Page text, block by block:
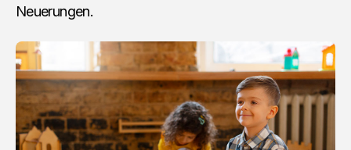
Neuerungen.